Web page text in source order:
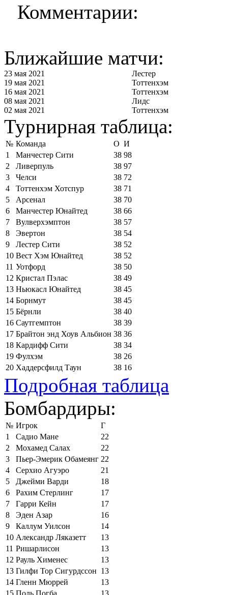
Комментарии:
Ближайшие матчи:
23 мая 2021
Лестер
19 мая 2021
Тоттенхэм
16 мая 2021
Тоттенхэм
08 мая 2021
Лидс
02 мая 2021
Тоттенхэм
Турнирная таблица:
№ Команда О И
1
Манчестер Сити 38 98
2
Ливерпуль 38 97
3
Челси 38 72
4
Тоттенхэм Хотспур 38 71
5
Арсенал 38 70
6
Манчестер Юнайтед 38 66
7
Вулверхэмптон 38 57
8
Эвертон 38 54
9
Лестер Сити 38 52
10 Вест Хэм Юнайтед 38 52
11 Уотфорд 38 50
12 Кристал Пэлас 38 49
13 Ньюкасл Юнайтед 38 45
14 Борнмут 38 45
15 Бёрнли 38 40
16 Саутгемптон 38 39
17 Брайтон энд Хоув Альбион 38 36
18 Кардифф Сити 38 34
19 Фулхэм 38 26
20 Хаддерсфилд Таун 38 16
Подробная таблица
Бомбардиры:
№ Игрок
Г
1
Садио Мане
22
2
Мохамед Салах
22
3
Пьер-Эмерик Обамеянг 22
4
Серхио Агуэро
21
5
Джейми Варди
18
6
Рахим Стерлинг
17
7
Гарри Кейн
17
8
Эден Азар
16
9
Каллум Уилсон
14
10 Александр Ляказетт
13
11 Ришарлисон
13
12 Рауль Хименес
13
13 Гилфи Тор Сигурдссон 13
14 Гленн Мюррей
13
15 Поль Погба 13